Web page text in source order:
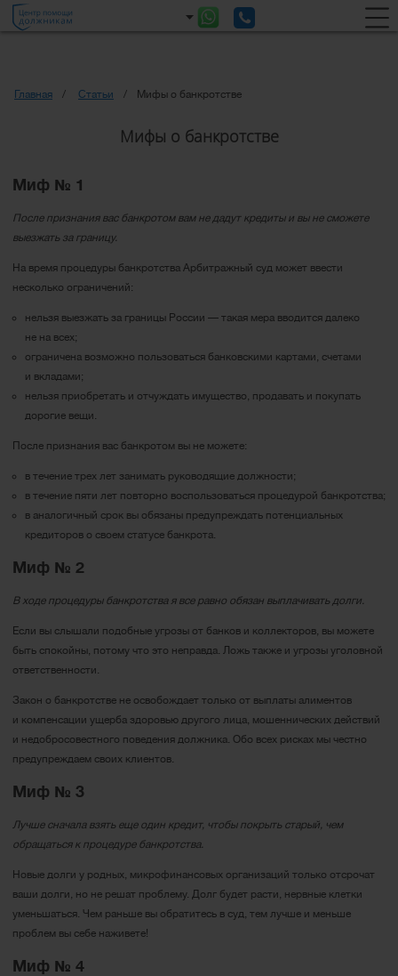
Главная Статьи Мифы о банкротстве
Мифы о банкротстве
Миф № 1
После признания вас банкротом вам не дадут кредиты и вы не сможете
выезжать за границу.
На время процедуры банкротства Арбитражный суд может ввести
несколько ограничений:
нельзя выезжать за границы России — такая мера вводится далеко
не на всех;
ограничена возможно пользоваться банковскими картами, счетами
и вкладами;
нельзя приобретать и отчуждать имущество, продавать и покупать
дорогие вещи.
После признания вас банкротом вы не можете:
в течение трех лет занимать руководящие должности;
в течение пяти лет повторно воспользоваться процедурой банкротства;
в аналогичный срок вы обязаны предупреждать потенциальных
кредиторов о своем статусе банкрота.
Миф № 2
В ходе процедуры банкротства я все равно обязан выплачивать долги.
Если вы слышали подобные угрозы от банков и коллекторов, вы можете
быть спокойны, потому что это неправда. Ложь также и угрозы уголовной
ответственности.
Закон о банкротстве не освобождает только от выплаты алиментов
и компенсации ущерба здоровью другого лица, мошеннических действий
и недобросовестного поведения должника. Обо всех рисках мы честно
предупреждаем своих клиентов.
Миф № 3
Лучше сначала взять еще один кредит, чтобы покрыть старый, чем
обращаться к процедуре банкротства.
Новые долги у родных, микрофинансовых организаций только отсрочат
ваши долги, но не решат проблему. Долг будет расти, нервные клетки
уменьшаться. Чем раньше вы обратитесь в суд, тем лучше и меньше
проблем вы себе наживете!
Миф № 4